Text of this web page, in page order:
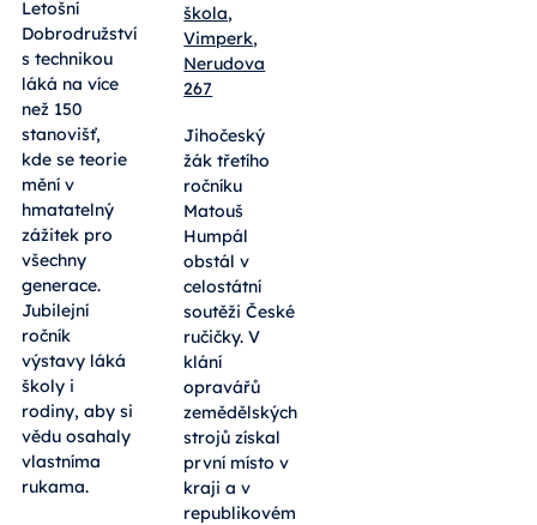
Fyzikální
pokusy,
roboti i
tradiční
výheň.
Letošní
Dobrodružství
s technikou
láká na více
než 150
stanovišť,
kde se teorie
mění v
hmatatelný
zážitek pro
všechny
generace.
Jubilejní
ročník
výstavy láká
škola,
Vimperk,
Nerudova
267
Jihočeský
žák třetího
ročníku
Matouš
Humpál
obstál v
celostátní
soutěži České
ručičky. V
klání
opravářů
zemědělských
strojů získal
první místo v
kraji a v
republikovém